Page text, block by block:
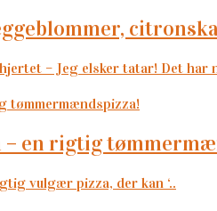
– Jeg elsker tatar! Det har
– en rigtig
vulgær pizza, der kan ‘..